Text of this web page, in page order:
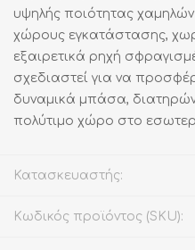
υψηλής ποιότητας
χώρους εγκατάστασης,
εξαιρετικά ρηχή
σχεδιαστεί για να
δυναμικά μπάσα,
πολύτιμο χώρο στο
Κατασκευαστής:
Κωδικός προϊόντος (SKU):